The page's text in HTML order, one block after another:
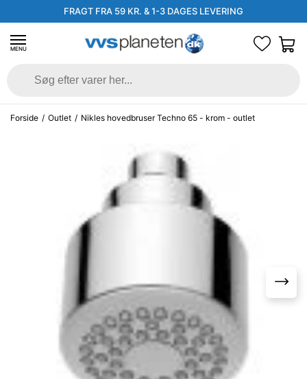
FRAGT FRA 59 KR. & 1-3 DAGES LEVERING
MENU
Forside / Outlet / Nikles hovedbruser Techno 65 - krom - outlet